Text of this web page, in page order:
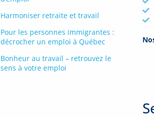
Harmoniser retraite et travail
Pour les personnes immigrantes :
décrocher un emploi à Québec
Bonheur au travail – retrouvez le
sens à votre emploi